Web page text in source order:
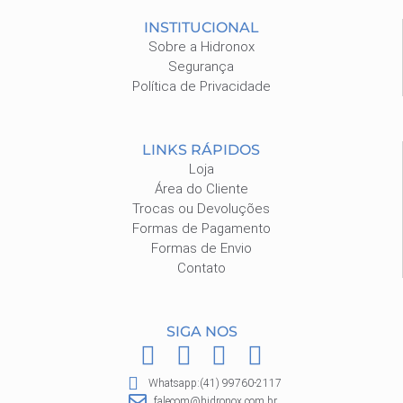
INSTITUCIONAL
Sobre a Hidronox
Segurança
Política de Privacidade
LINKS RÁPIDOS
Loja
Área do Cliente
Trocas ou Devoluções
Formas de Pagamento
Formas de Envio
Contato
SIGA NOS
F
a
I
n
P
i
W
h
Whatsapp:(41) 99760-2117